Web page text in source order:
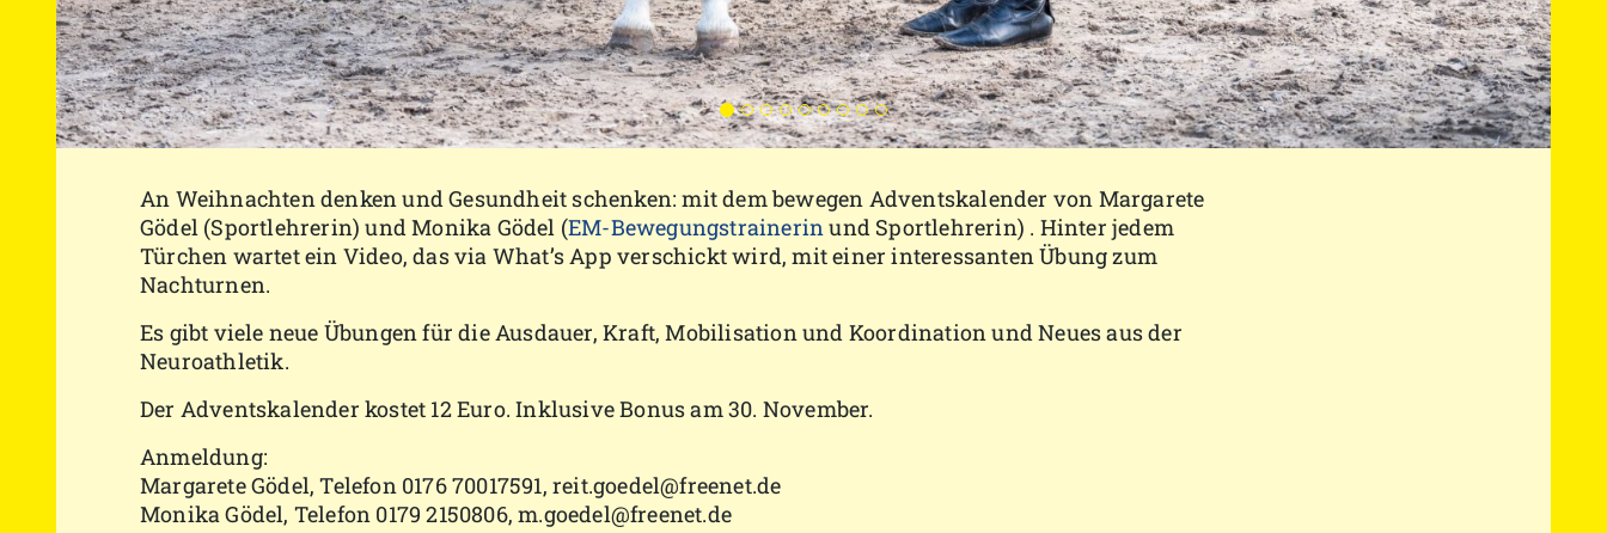
An Weihnachten denken und Gesundheit schenken: mit dem bewegen Adventskalender von Margarete
Gödel (Sportlehrerin) und Monika Gödel (EM-Bewegungstrainerinund Sportlehrerin) . Hinter jedem
Türchen wartet ein Video, das via What’s App verschickt wird, mit einer interessanten Übung zum
Nachturnen.
Es gibt viele neue Übungen für die Ausdauer, Kraft, Mobilisation und Koordination und Neues aus der
Neuroathletik.
Der Adventskalender kostet 12 Euro. Inklusive Bonus am 30. November.
Anmeldung:
Margarete Gödel, Telefon 0176 70017591, reit.goedel@freenet.de
Monika Gödel, Telefon 0179 2150806, m.goedel@freenet.de